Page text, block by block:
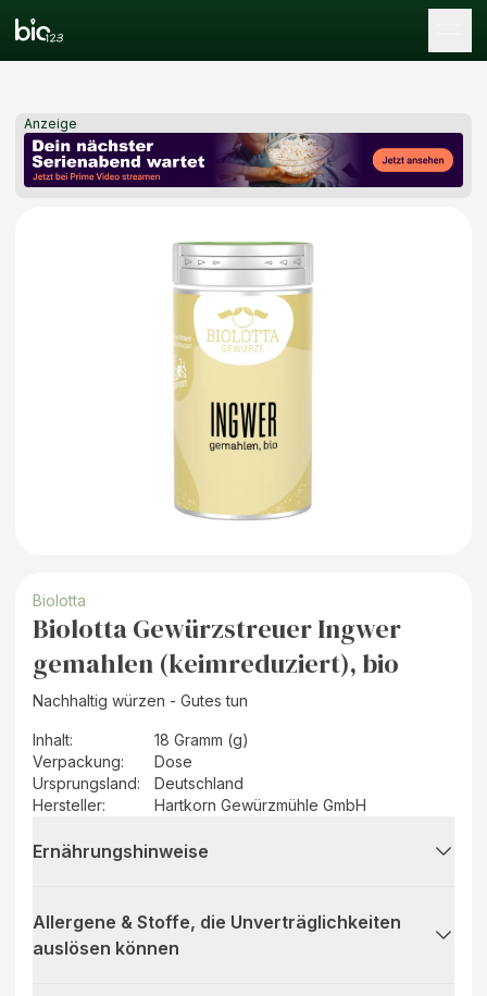
Anzeige
Biolotta
Biolotta Gewürzstreuer Ingwer
gemahlen (keimreduziert), bio
Nachhaltig würzen - Gutes tun
Inhalt:
18 Gramm (g)
Verpackung:
Dose
Ursprungsland:
Deutschland
Hersteller: Hartkorn Gewürzmühle GmbH
Ernährungshinweise
Allergene & Stoffe, die Unverträglichkeiten
auslösen können